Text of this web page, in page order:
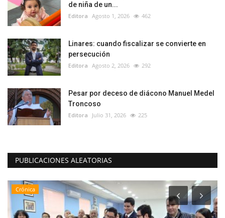
de niña de un...
Editora Agosto 1, 2026 462
Linares: cuando fiscalizar se convierte en
persecución
Editora Agosto 2, 2026 292
Pesar por deceso de diácono Manuel Medel
Troncoso
Editora Julio 31, 2026 225
PUBLICACIONES ALEATORIAS
Crónica